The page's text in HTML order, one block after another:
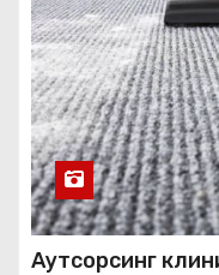
Аутсорсинг